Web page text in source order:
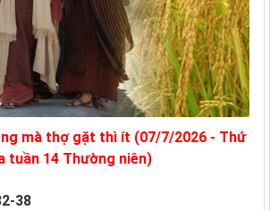
mà thợ gặt thì ít (07/7/2026 - Thứ
tuần 14 Thường niên)
38